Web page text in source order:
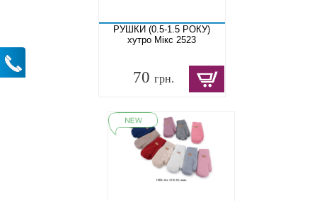
РУШКИ (0.5-1.5 РОКУ)
хутро Мікс 2523
70грн.